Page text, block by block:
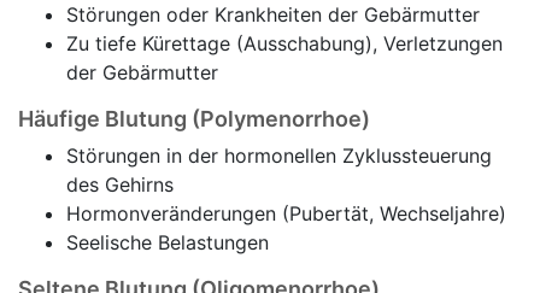
Störungen oder Krankheiten der Gebärmutter
Zu tiefe Kürettage (Ausschabung), Verletzungen
der Gebärmutter
Häufige Blutung (Polymenorrhoe)
Störungen in der hormonellen Zyklussteuerung
des Gehirns
Hormonveränderungen (Pubertät, Wechseljahre)
Seelische Belastungen